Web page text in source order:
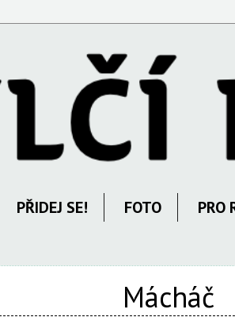
PŘIDEJ SE! FOTO PRO
Mácháč